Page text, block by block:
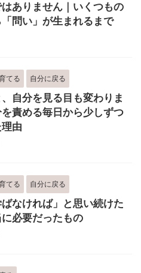
ありません｜いくつもの
問い」が生まれるまで
てる 自分に戻る
自分を見る目も変わりま
を責める毎日から少しずつ
由
てる 自分に戻る
ばなければ」と思い続けた
必要だったもの